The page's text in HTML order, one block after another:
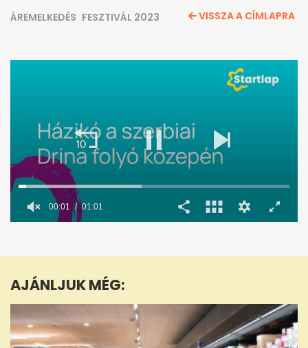
ÁREMELKEDÉS FESZTIVÁL 2023 VISSZA A CÍMLAPRA
1
1
second
00:02 01:01
AJÁNLJUK MÉG: